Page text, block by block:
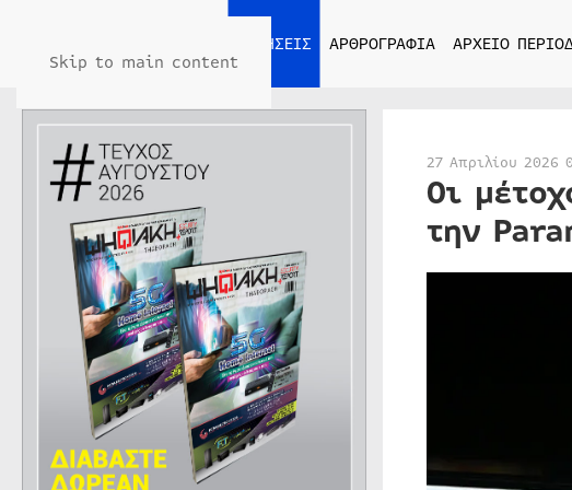
Skip to main content
ΕΙΔΗΣΕΙΣ ΑΡΘΡΟΓΡΑΦΙΑ ΑΡΧΕΙΟ
27 Απριλίου 2026
Οι
την